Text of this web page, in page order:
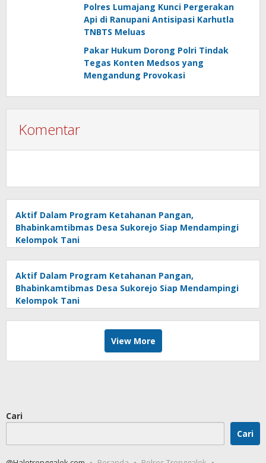
Polres Lumajang Kunci Pergerakan
Api di Ranupani Antisipasi Karhutla
TNBTS Meluas
Pakar Hukum Dorong Polri Tindak
Tegas Konten Medsos yang
Mengandung Provokasi
Komentar
Aktif Dalam Program Ketahanan Pangan,
Bhabinkamtibmas Desa Sukorejo Siap Mendampingi
Kelompok Tani
Aktif Dalam Program Ketahanan Pangan,
Bhabinkamtibmas Desa Sukorejo Siap Mendampingi
Kelompok Tani
View More
Cari
Cari